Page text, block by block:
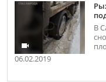
В
06.02.2019